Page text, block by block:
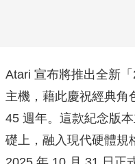
Atari 宣布將推出全新
主機，藉此慶祝經典角
45 週年。這款紀念版
礎上，融入現代硬體規